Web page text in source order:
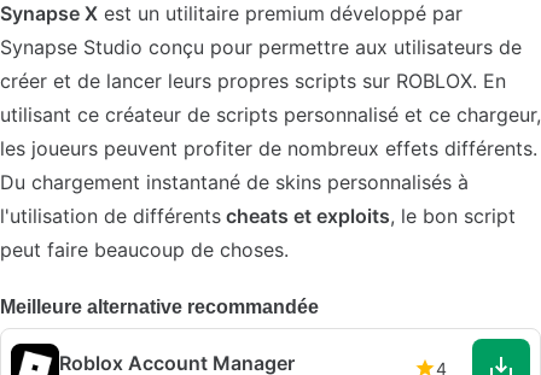
Synapse X est un utilitaire premium développé par
Synapse Studio conçu pour permettre aux utilisateurs de
créer et de lancer leurs propres scripts sur ROBLOX. En
utilisant ce créateur de scripts personnalisé et ce chargeur,
les joueurs peuvent profiter de nombreux effets différents.
Du chargement instantané de skins personnalisés à
l'utilisation de différents cheats et exploits, le bon script
peut faire beaucoup de choses.
Meilleure alternative recommandée
Roblox Account Manager 4